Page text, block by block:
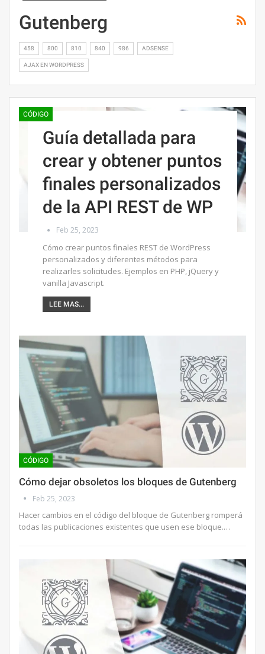
Gutenberg
458 800 810 840 986 ADSENSE
AJAX EN WORDPRESS
CÓDIGO
Guía detallada para
crear y obtener puntos
finales personalizados
de la API REST de WP
Feb 25, 2023
Cómo crear puntos finales REST de WordPress
personalizados y diferentes métodos para
realizarles solicitudes. Ejemplos en PHP, jQuery y
vanilla Javascript.
LEE MAS...
CÓDIGO
Cómo dejar obsoletos los bloques de Gutenberg
Feb 25, 2023
Hacer cambios en el código del bloque de Gutenberg romperá
todas las publicaciones existentes que usen ese bloque.…